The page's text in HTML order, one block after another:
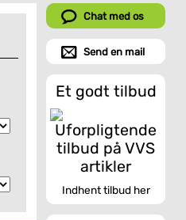
Chat med os
Send en mail
Et godt tilbud
Indhent tilbud her